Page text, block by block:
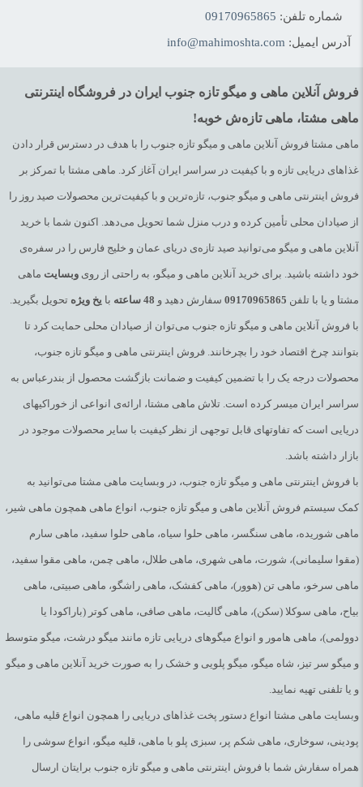
شماره تلفن: 09170965865
آدرس ایمیل: info@mahimoshta.com
فروش آنلاین ماهی و میگو تازه جنوب ایران در فروشگاه اینترنتی
ماهی مشتا، ماهی تازه‌ش خوبه!
ماهی مشتا فروش آنلاین ماهی و میگو تازه جنوب را با هدف در دسترس قرار دادن
غذاهای دریایی تازه و با کیفیت در سراسر ایران آغاز کرد. ماهی مشتا با تمرکز بر
فروش اینترنتی ماهی و میگو جنوب، تازه‌ترین و با کیفیت‌ترین محصولات صید روز را
از صیادان محلی تأمین کرده و درب منزل شما تحویل می‌دهد. اکنون شما با خرید
آنلاین ماهی و میگو می‌توانید صید تازه‌ی دریای عمان و خلیج فارس را در سفره‌ی
خود داشته باشید. برای خرید آنلاین ماهی و میگو، به راحتی از روی وبسایت ماهی
مشتا و یا با تلفن 09170965865 سفارش دهید و 48 ساعته با یخ ویژه تحویل بگیرید.
با فروش آنلاین ماهی و میگو تازه جنوب می‌توان از صیادان محلی حمایت کرد تا
بتوانند چرخ اقتصاد خود را بچرخانند. فروش اینترنتی ماهی و میگو تازه جنوب،
محصولات درجه یک را با تضمین کیفیت و ضمانت بازگشت محصول از بندرعباس به
سراسر ایران میسر کرده است. تلاش ماهی مشتا، ارائه‌ی انواعی از خوراکیهای
دریایی است که تفاوتهای قابل توجهی از نظر کیفیت با سایر محصولات موجود در
بازار داشته باشد.
با فروش اینترنتی ماهی و میگو تازه جنوب، در وبسایت ماهی مشتا می‌توانید به
کمک سیستم فروش آنلاین ماهی و میگو تازه جنوب، انواع ماهی همچون ماهی شیر،
ماهی شوریده، ماهی سنگسر، ماهی حلوا سیاه، ماهی حلوا سفید، ماهی سارم
(مقوا سلیمانی)، شورت، ماهی شهری، ماهی طلال، ماهی چمن، ماهی مقوا سفید،
ماهی سرخو، ماهی تن (هوور)، ماهی کفشک، ماهی راشگو، ماهی صبیتی، ماهی
بیاح، ماهی سوکلا (سکن)، ماهی گالیت، ماهی صافی، ماهی کوتر (باراکودا یا
دوولمی)، ماهی هامور و انواع میگوهای دریایی تازه مانند میگو درشت، میگو متوسط
و میگو سر تیز، شاه میگو، میگو پلویی و خشک را به صورت خرید آنلاین ماهی و میگو
و یا تلفنی تهیه نمایید.
وبسایت ماهی مشتا انواع دستور پخت غذاهای دریایی را همچون انواع قلیه ماهی،
پودینی، سوخاری، ماهی شکم پر، سبزی پلو با ماهی، قلیه میگو، انواع سوشی را
همراه سفارش شما با فروش اینترنتی ماهی و میگو تازه جنوب برایتان ارسال